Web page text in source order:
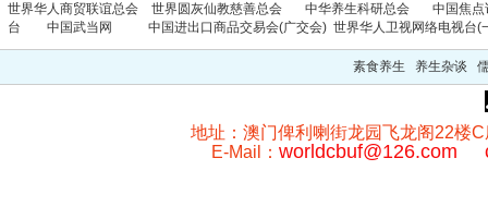
世界华人商贸联谊总会 世界圆灰仙教慈善总会 中华养生科研总会
中国焦点
台 中国武当网 中国进出口商品交易会(广交会) 世界华人卫视网络电视台(
素食养生 养生杂谈
地址：澳门俾利喇街龙园飞龙阁22楼
E-Mail： worldcbuf@126.com